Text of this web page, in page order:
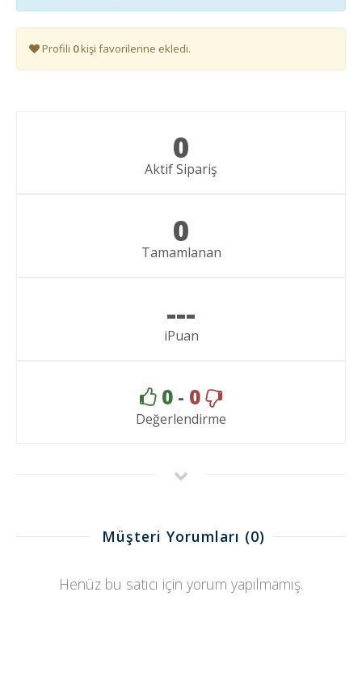
Profili 0kişi favorilerine ekledi.
0
Aktif Sipariş
0
Tamamlanan
---
iPuan
0 - 0
Değerlendirme
Müşteri Yorumları (0)
Henüz bu satıcı için yorum yapılmamış.